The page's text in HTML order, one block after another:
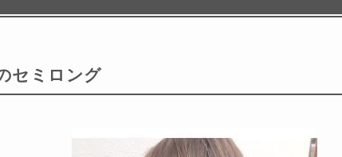
セミロング